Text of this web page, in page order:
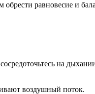
равновесие и
на
воздушный поток.